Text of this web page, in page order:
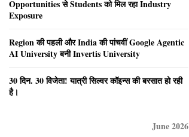
Opportunities से Students को मिल रहा Industry
Exposure
Region की पहली और India की पांचवीं Google Agentic
AI University बनी Invertis University
30 दिन. 30 विजेता! यात्री सिल्वर कॉइन्स की बरसात हो रही
है।
June 2026